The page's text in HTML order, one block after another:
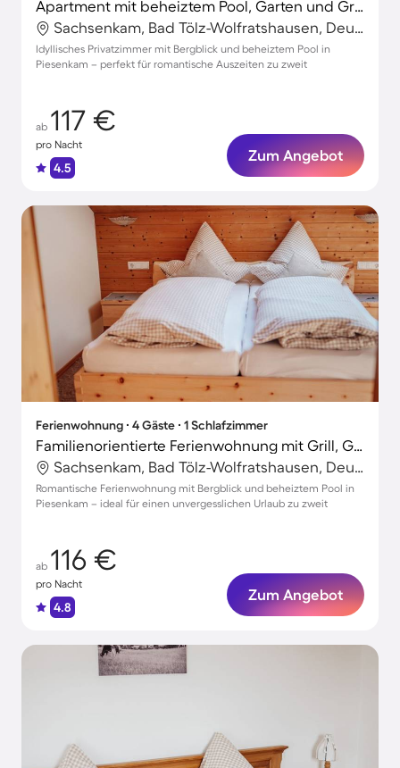
Apartment mit beheiztem Pool, Garten und Grill | Bergblick
Sachsenkam, Bad Tölz-Wolfratshausen, Deutschland
Idyllisches Privatzimmer mit Bergblick und beheiztem Pool in
Piesenkam – perfekt für romantische Auszeiten zu zweit
ab 117 €
pro Nacht
4.5
Zum Angebot
Ferienwohnung ∙ 4 Gäste ∙ 1 Schlafzimmer
Familienorientierte Ferienwohnung mit Grill, Garten und beheiztem Pool | Bergblick
Sachsenkam, Bad Tölz-Wolfratshausen, Deutschland
Romantische Ferienwohnung mit Bergblick und beheiztem Pool in
Piesenkam – ideal für einen unvergesslichen Urlaub zu zweit
ab 116 €
pro Nacht
4.8
Zum Angebot